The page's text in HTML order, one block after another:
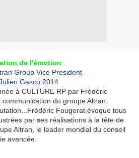
de l'émotion
à CULTURE RP par Frédéric
du groupe Altran.
Fougerat évoque tous
par ses réalisations à la tête de
Altran, le leader mondial du conseil
avancée.